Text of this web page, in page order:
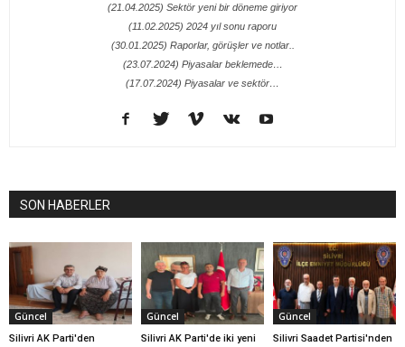
(21.04.2025) Sektör yeni bir döneme giriyor
(11.02.2025) 2024 yıl sonu raporu
(30.01.2025) Raporlar, görüşler ve notlar..
(23.07.2024) Piyasalar beklemede…
(17.07.2024) Piyasalar ve sektör…
SON HABERLER
Güncel
Silivri AK Parti'den
Güncel
Silivri AK Parti'de iki yeni
Güncel
Silivri Saadet Partisi'nden